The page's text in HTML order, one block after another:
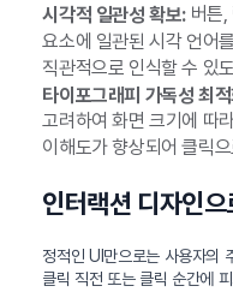
시각적 일관성 확보:버튼,
요소에 일관된 시각 언어
직관적으로 인식할 수 있
타이포그래피 가독성 최
고려하여 화면 크기에 따
이해도가 향상되어 클릭
인터랙션 디자인으
정적인 UI만으로는 사용자의
클릭 직전 또는 클릭 순간에